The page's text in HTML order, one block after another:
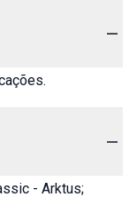
- Arktus;